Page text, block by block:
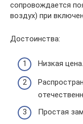
сопровождается
воздух) при
Достоинства:
Низкая цена.
Простая